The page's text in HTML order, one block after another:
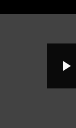
play_arrow